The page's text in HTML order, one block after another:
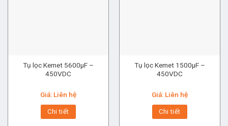
Tụ lọc Kemet 5600μF –
450VDC
Giá: Liên hệ
Chi tiết
Tụ lọc Kemet 1500μF –
450VDC
Giá: Liên hệ
Chi tiết